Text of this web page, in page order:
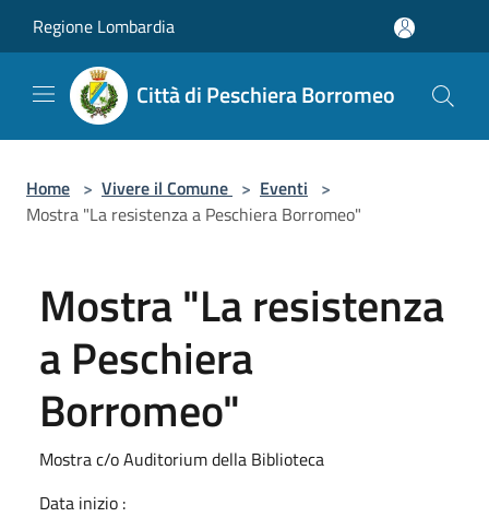
Regione Lombardia
Città di Peschiera Borromeo
Home > Vivere il Comune > Eventi >
Mostra "La resistenza a Peschiera Borromeo"
Mostra "La resistenza
a Peschiera
Borromeo"
Mostra c/o Auditorium della Biblioteca
Data inizio :